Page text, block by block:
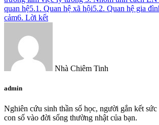
quan hệ5.1. Quan hệ xã hội5.2. Quan hệ gia
cảm6. Lời kết
Nhà Chiêm Tinh
admin
Nghiên cứu sinh thần số học, người gắn kết
con số vào đời sống thường nhật của bạn.